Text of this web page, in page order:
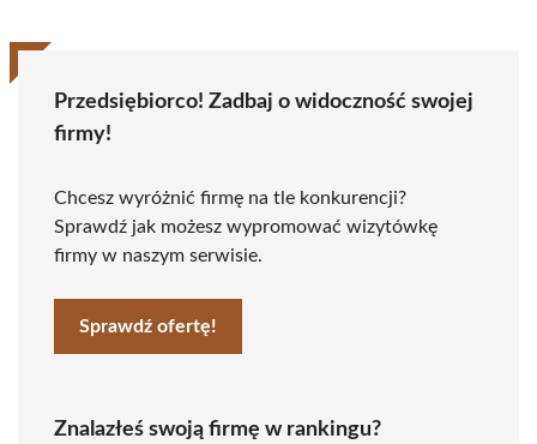
Przedsiębiorco! Zadbaj o widoczność swojej
firmy!
Chcesz wyróżnić firmę na tle konkurencji?
Sprawdź jak możesz wypromować wizytówkę
firmy w naszym serwisie.
Sprawdź ofertę!
Znalazłeś swoją firmę w rankingu?